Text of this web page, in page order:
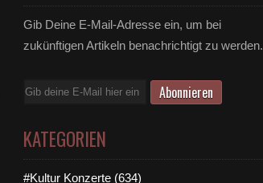
Gib Deine E-Mail-Adresse ein, um bei
zukünftigen Artikeln benachrichtigt zu werden.
E-
KATEGORIEN
#Kultur Konzerte (634)